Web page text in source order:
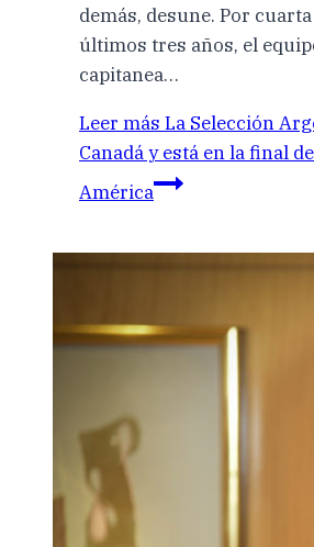
demás, desune. Por
últimos tres años, el
capitanea…
Leer más La Selección
Canadá y está en la final
América